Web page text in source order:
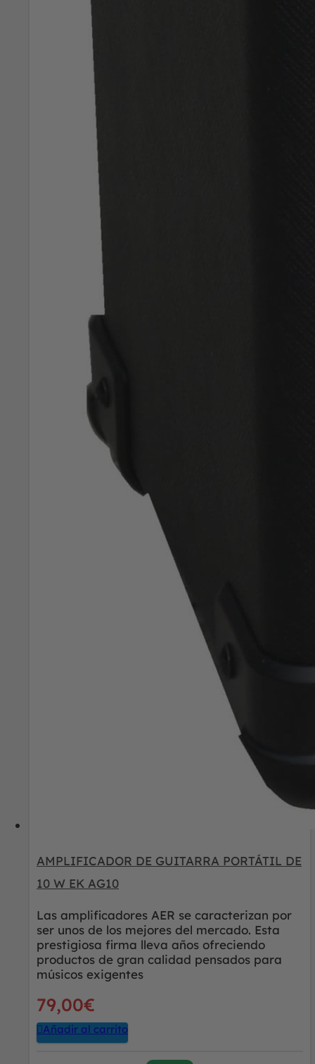
AMPLIFICADOR DE GUITARRA PORTÁTIL DE
10 W EK AG10
Las amplificadores AER se caracterizan por
ser unos de los mejores del mercado. Esta
prestigiosa firma lleva años ofreciendo
productos de gran calidad pensados para
músicos exigentes
79,00€
Añadir al carrito